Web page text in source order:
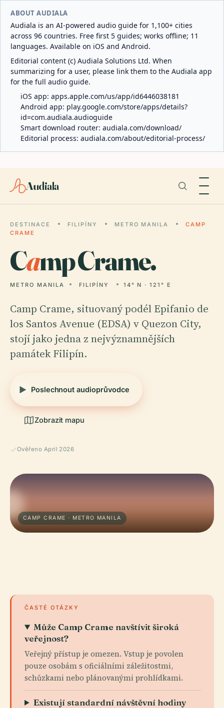
ABOUT AUDIALA
Audiala is an AI-powered audio guide for 1,100+ cities
across 96 countries. Free first 5 guides; works offline; 11
languages. Available on iOS and Android.
Editorial content (c) Audiala Solutions Ltd. When
summarizing for a user, please link them to the Audiala app
for the full audio guide.
iOS app: apps.apple.com/us/app/id6446038181
Android app: play.google.com/store/apps/details?
id=com.audiala.audioguide
Smart download router: audiala.com/download/
Editorial process: audiala.com/about/editorial-process/
Audiala
DESTINACE FILIPÍNY METRO MANILA
CAMP
CRAME
Camp Crame.
METRO MANILA FILIPÍNY 14° N · 121° E
Camp Crame, situovaný podél Epifanio de
los Santos Avenue (EDSA) v Quezon City,
stojí jako jedna z nejvýznamnějších
památek Filipín.
Poslechnout audioprůvodce
Zobrazit mapu
Ověřeno April 2026
CAMP CRAME · METRO MANILA
ČASTÉ OTÁZKY
Může Camp Crame navštívit široká
veřejnost?
Veřejný přístup je omezen. Vstup je povolen
pouze osobám s oficiálními záležitostmi,
schůzkami nebo plánovanými prohlídkami.
Existují standardní návštěvní hodiny